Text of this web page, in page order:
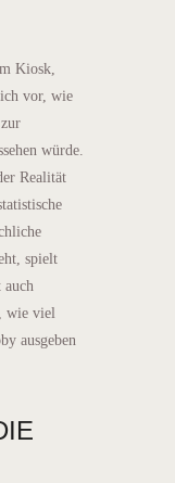
Kiosk,
vor, wie
würde.
Realität
spielt
wie viel
ausgeben